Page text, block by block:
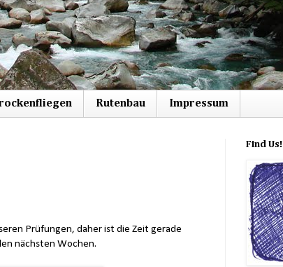
Rutenbau Impressum
Prüfungen, daher ist die Zeit gerade
nächsten Wochen.
Find Us!